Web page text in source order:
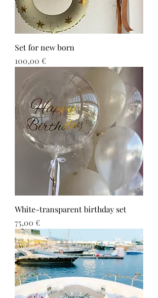
Set for new born
Τιμή
100,00 €
White-transparent birthday set
Τιμή
75,00 €